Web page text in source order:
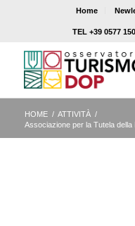
Home
TEL +39 0577
HOME / ATTIVITÀ /
Associazione per la Tutela della